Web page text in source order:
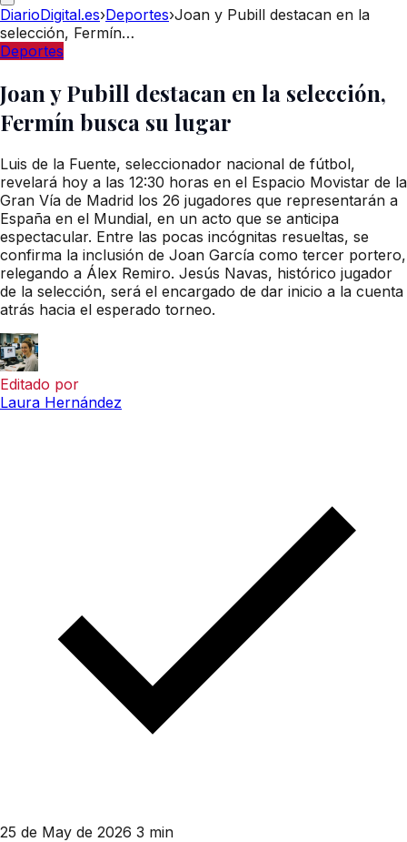
DiarioDigital.es›Deportes›Joan y Pubill destacan en la
selección, Fermín…
Deportes
Joan y Pubill destacan en la selección,
Fermín busca su lugar
Luis de la Fuente, seleccionador nacional de fútbol,
revelará hoy a las 12:30 horas en el Espacio Movistar de la
Gran Vía de Madrid los 26 jugadores que representarán a
España en el Mundial, en un acto que se anticipa
espectacular. Entre las pocas incógnitas resueltas, se
confirma la inclusión de Joan García como tercer portero,
relegando a Álex Remiro. Jesús Navas, histórico jugador
de la selección, será el encargado de dar inicio a la cuenta
atrás hacia el esperado torneo.
Editado por
Laura Hernández
25 de May de 2026 3 min